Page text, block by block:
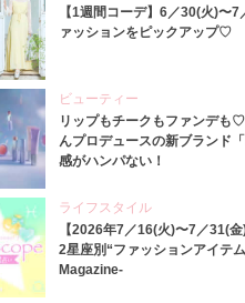
【1週間コーデ】6／30(火)〜7
ァッションをピックアップ♡
ビューティー
リップもチークもファンデも
んプロデュースの新ブランド
感がハンパない！
ライフスタイル
【2026年7／16(火)〜7／31(
2星座別“ファッションアイテ
Magazine-